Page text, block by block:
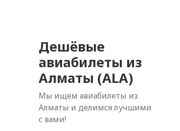
Дешёвые
авиабилеты из
Алматы (ALA)
Мы ищем авиабилеты из
Алматы и делимся лучшими
с вами!